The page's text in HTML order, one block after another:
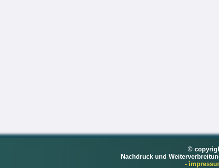
©
Nachdruck und
-